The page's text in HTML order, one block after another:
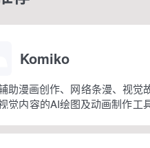
Komiko
助漫画创作、网络条漫、视觉
觉内容的AI绘图及动画制作工
及那些不具备专业绘画技能但